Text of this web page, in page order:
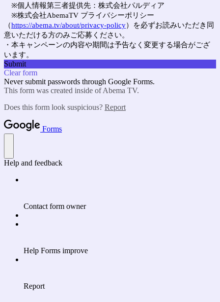
※個人情報第三者提供先：株式会社パルディア
※株式会社AbemaTV プライバシーポリシー
（https://abema.tv/about/privacy-policy）を必ずお読みいただき同
意いただける方のみご応募ください。
・本キャンペーンの内容や期間は予告なく変更する場合がござ
います。
Submit
Clear form
Never submit passwords through Google Forms.
This form was created inside of Abema TV.
Does this form look suspicious? Report
Forms
Help and feedback
Contact form owner
Help Forms improve
Report